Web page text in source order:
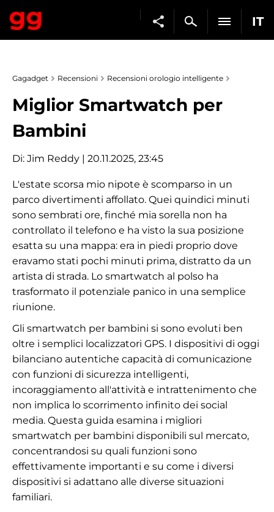
IT
Gagadget Recensioni Recensioni orologio intelligente
Miglior Smartwatch per
Bambini
Di: Jim Reddy | 20.11.2025, 23:45
L'estate scorsa mio nipote è scomparso in un
parco divertimenti affollato. Quei quindici minuti
sono sembrati ore, finché mia sorella non ha
controllato il telefono e ha visto la sua posizione
esatta su una mappa: era in piedi proprio dove
eravamo stati pochi minuti prima, distratto da un
artista di strada. Lo smartwatch al polso ha
trasformato il potenziale panico in una semplice
riunione.
Gli smartwatch per bambini si sono evoluti ben
oltre i semplici localizzatori GPS. I dispositivi di oggi
bilanciano autentiche capacità di comunicazione
con funzioni di sicurezza intelligenti,
incoraggiamento all'attività e intrattenimento che
non implica lo scorrimento infinito dei social
media. Questa guida esamina i migliori
smartwatch per bambini disponibili sul mercato,
concentrandosi su quali funzioni sono
effettivamente importanti e su come i diversi
dispositivi si adattano alle diverse situazioni
familiari.